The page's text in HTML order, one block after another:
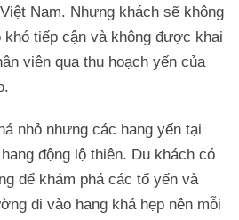
Nam. Nhưng khách sẽ không
tiếp cận và không được khai
viên qua thu hoạch yến của
nhỏ nhưng các hang yến tại
động lộ thiên. Du khách có
để khám phá các tổ yến và
đi vào hang khá hẹp nên mỗi